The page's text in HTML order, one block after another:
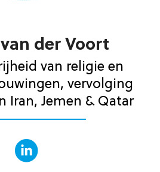
der Voort
van religie en
vervolging
Iran, Jemen & Qatar